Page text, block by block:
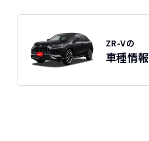
ZR-Vの
車種情報